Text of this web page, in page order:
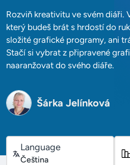
Rozviň kreativitu ve svém diáři.
který budeš brát s hrdostí do
složité grafické programy, ani
Stačí si vybrat z připravené
naaranžovat do svého diáře.
Šárka Jelínková
Language
Čeština